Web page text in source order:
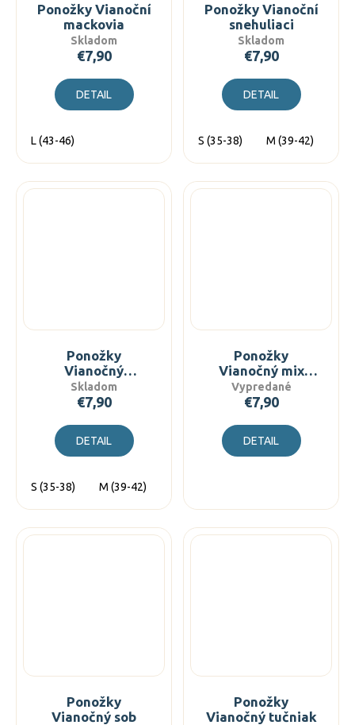
Ponožky Vianoční
mackovia
Skladom
€7,90
DETAIL
L (43-46)
Ponožky Vianoční
snehuliaci
Skladom
€7,90
DETAIL
S (35-38) M (39-42)
Ponožky
Vianočný
medvedík
Skladom
€7,90
DETAIL
S (35-38) M (39-42)
Ponožky
Vianočný mix
biely
Vypredané
€7,90
DETAIL
Ponožky
Vianočný sob
Ponožky
Vianočný tučniak